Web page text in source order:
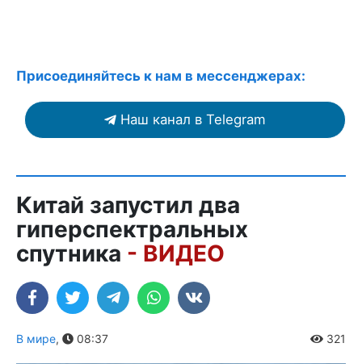
Присоединяйтесь к нам в мессенджерах:
Наш канал в Telegram
Китай запустил два
гиперспектральных
спутника - ВИДЕО
В мире, 08:37 321